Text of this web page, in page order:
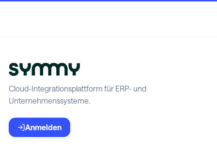
Cloud-Integrationsplattform für ERP- und
Unternehmenssysteme.
Anmelden